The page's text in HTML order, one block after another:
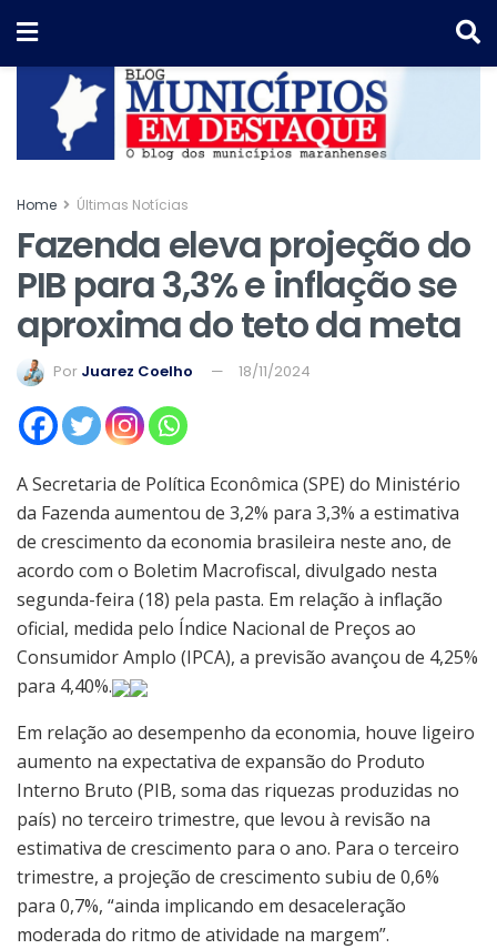
Home Últimas Notícias
Fazenda eleva projeção do
PIB para 3,3% e inflação se
aproxima do teto da meta
Por Juarez Coelho 18/11/2024
A Secretaria de Política Econômica (SPE) do Ministério
da Fazenda aumentou de 3,2% para 3,3% a estimativa
de crescimento da economia brasileira neste ano, de
acordo com o Boletim Macrofiscal, divulgado nesta
segunda-feira (18) pela pasta. Em relação à inflação
oficial, medida pelo Índice Nacional de Preços ao
Consumidor Amplo (IPCA), a previsão avançou de 4,25%
para 4,40%.
Em relação ao desempenho da economia, houve ligeiro
aumento na expectativa de expansão do Produto
Interno Bruto (PIB, soma das riquezas produzidas no
país) no terceiro trimestre, que levou à revisão na
estimativa de crescimento para o ano. Para o terceiro
trimestre, a projeção de crescimento subiu de 0,6%
para 0,7%, “ainda implicando em desaceleração
moderada do ritmo de atividade na margem”.